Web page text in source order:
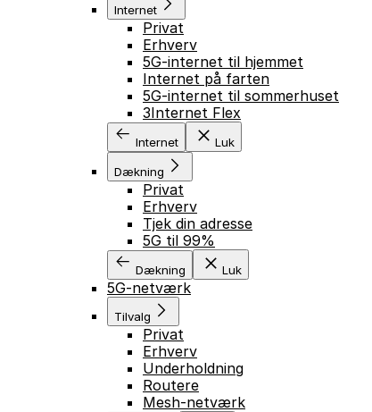
Internet
Privat
Erhverv
5G-internet til hjemmet
Internet på farten
5G-internet til sommerhuset
3Internet Flex
Internet Luk
Dækning
Privat
Erhverv
Tjek din adresse
5G til 99%
Dækning Luk
5G-netværk
Tilvalg
Privat
Erhverv
Underholdning
Routere
Mesh-netværk